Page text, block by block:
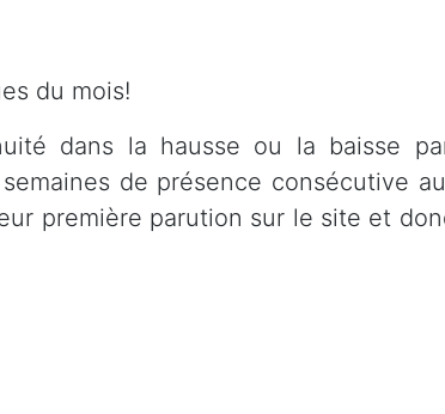
du mois!
dans la hausse ou la baisse
de présence consécutive
première parution sur le site et